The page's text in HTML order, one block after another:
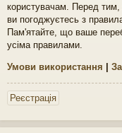
користувачам. Перед тим,
ви погоджуєтесь з
Пам'ятайте, що ваше
усіма правилами.
Умови використання |
Реєстрація